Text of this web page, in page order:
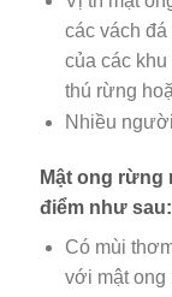
các vách
của các
thú rừng
Nhiều
Mật ong
điểm như sau:
Có mùi
với mật ong